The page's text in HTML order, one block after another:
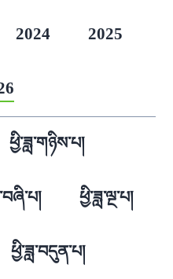
2024 2025
ཕྱི་ཟླ་གཉིས་པ།
ཕྱི་ཟླ་ལྔ་པ།
ཕྱི་ཟླ་བདུན་པ།